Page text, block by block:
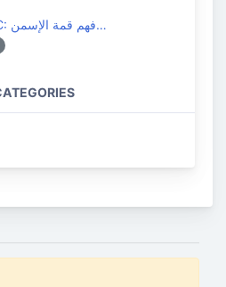
TOC: فهم قمة الإسمن…